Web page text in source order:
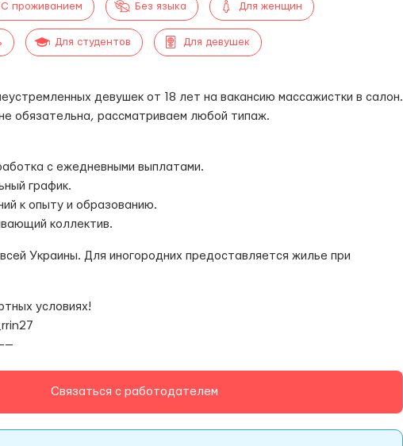
С проживанием Без языка Для женщин
Для студентов Для девушек
девушек от 18 лет на вакансию массажистки в салон.
обязательна, рассматриваем любой типаж.
с ежедневными выплатами.
график.
к опыту и образованию.
коллектив.
Украины. Для иногородних предоставляется жилье при
условиях!
Связаться с работодателем